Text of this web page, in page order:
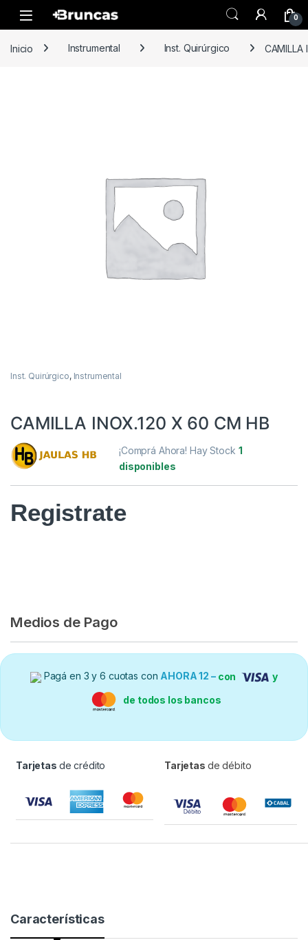
Skip to navigation
Skip to content
0
Inicio Instrumental Inst. Quirúrgico CAMILLA
Inst. Quirúrgico, Instrumental
CAMILLA INOX.120 X 60 CM HB
¡Comprá Ahora! Hay Stock 1
disponibles
Registrate
Medios de Pago
Pagá en 3 y 6 cuotas con AHORA 12 – con y
de todos los bancos
Tarjetas de crédito Tarjetas de débito
Características